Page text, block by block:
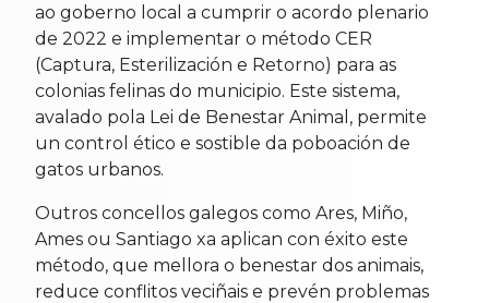
ao goberno local a cumprir o acordo plenario
de 2022 e implementar o método CER
(Captura, Esterilización e Retorno) para as
colonias felinas do municipio. Este sistema,
avalado pola Lei de Benestar Animal, permite
un control ético e sostible da poboación de
gatos urbanos.
Outros concellos galegos como Ares, Miño,
Ames ou Santiago xa aplican con éxito este
método, que mellora o benestar dos animais,
reduce conflitos veciñais e prevén problemas